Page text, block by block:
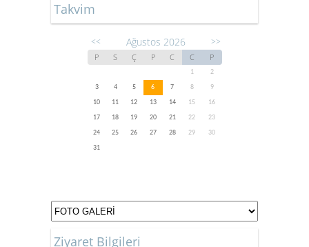
Takvim
<< Ağustos 2026 >>
P S Ç P C C P
1
2
3
4 5 6 7 8
9
10
11 12 13 14 15
16
17
18 19 20 21 22
23
24
25 26 27 28 29
30
31
Ziyaret Bilgileri